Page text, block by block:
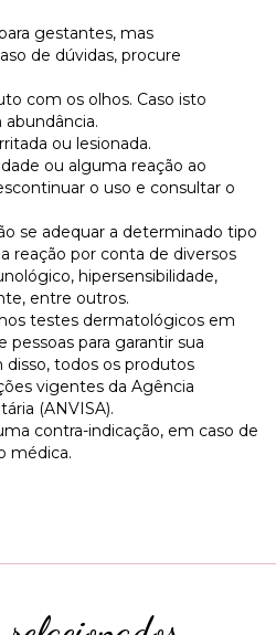
gestantes, mas
de dúvidas, procure
com os olhos. Caso isto
ou lesionada.
ou alguma reação ao
o uso e consultar o
se adequar a determinado tipo
reação por conta de diversos
hipersensibilidade,
entre outros.
testes dermatológicos em
para garantir sua
disso, todos os produtos
vigentes da Agência
(ANVISA).
contra-indicação, em caso de
médica.